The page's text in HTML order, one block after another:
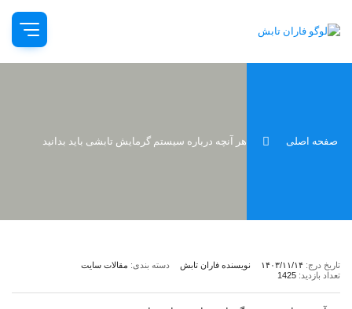
صفحه اصلی هر آنچه درباره سیستم گرمایش تابشی باید بدانید
تاریخ درج: ۱۴۰۳/۱۱/۱۴ نویسنده فاران تابش دسته بندی: مقالات سایت
تعداد بازدید: